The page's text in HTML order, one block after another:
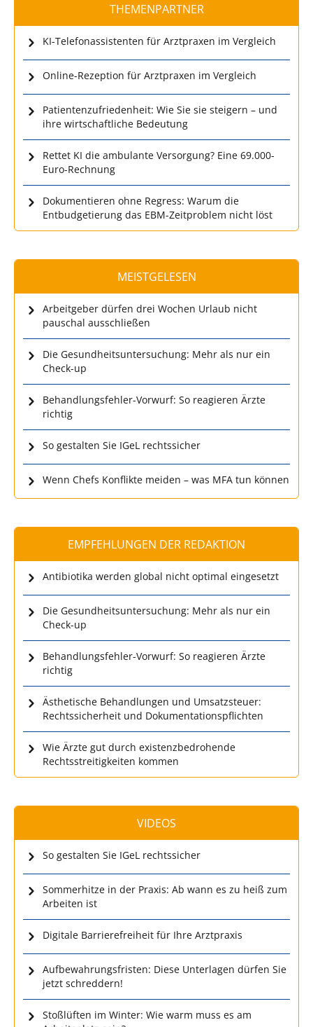
THEMENPARTNER
KI-Telefonassistenten für Arztpraxen im Vergleich
Online-Rezeption für Arztpraxen im Vergleich
Patientenzufriedenheit: Wie Sie sie steigern – und
ihre wirtschaftliche Bedeutung
Rettet KI die ambulante Versorgung? Eine 69.000-
Euro-Rechnung
Dokumentieren ohne Regress: Warum die
Entbudgetierung das EBM-Zeitproblem nicht löst
MEISTGELESEN
Arbeitgeber dürfen drei Wochen Urlaub nicht
pauschal ausschließen
Die Gesundheitsuntersuchung: Mehr als nur ein
Check-up
Behandlungsfehler-Vorwurf: So reagieren Ärzte
richtig
So gestalten Sie IGeL rechtssicher
Wenn Chefs Konflikte meiden – was MFA tun können
EMPFEHLUNGEN DER REDAKTION
Antibiotika werden global nicht optimal eingesetzt
Die Gesundheitsuntersuchung: Mehr als nur ein
Check-up
Behandlungsfehler-Vorwurf: So reagieren Ärzte
richtig
Ästhetische Behandlungen und Umsatzsteuer:
Rechtssicherheit und Dokumentationspflichten
Wie Ärzte gut durch existenzbedrohende
Rechtsstreitigkeiten kommen
VIDEOS
So gestalten Sie IGeL rechtssicher
Sommerhitze in der Praxis: Ab wann es zu heiß zum
Arbeiten ist
Digitale Barrierefreiheit für Ihre Arztpraxis
Aufbewahrungsfristen: Diese Unterlagen dürfen Sie
jetzt schreddern!
Stoßlüften im Winter: Wie warm muss es am